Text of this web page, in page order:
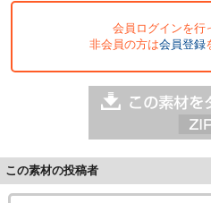
会員ログインを行
非会員の方は会員登録
この素材の投稿者